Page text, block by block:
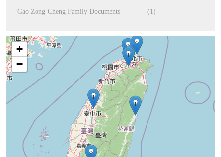
Gao Zong-Cheng Family Documents (1)
37
2
2
1
1
1
1
+
−